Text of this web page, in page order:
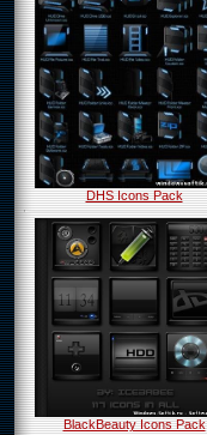
DHS Icons Pack
BlackBeauty Icons Pack